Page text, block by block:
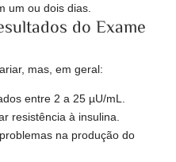
um ou dois dias.
do Exame
mas, em geral:
entre 2 a 25 µU/mL.
resistência à insulina.
na produção do